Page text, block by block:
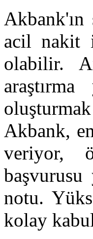
acil nakit
olabilir.
Akbank,
veriyor,
notu.
kolay